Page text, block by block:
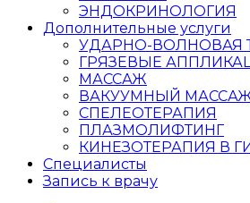
ЭНДОКРИНОЛОГИЯ
Дополнительные услуги
УДАРНО-ВОЛНОВАЯ
ГРЯЗЕВЫЕ
МАССАЖ
ВАКУУМНЫЙ
СПЕЛЕОТЕРАПИЯ
ПЛАЗМОЛИФТИНГ
КИНЕЗОТЕРАПИЯ В
Специалисты
Запись к врачу